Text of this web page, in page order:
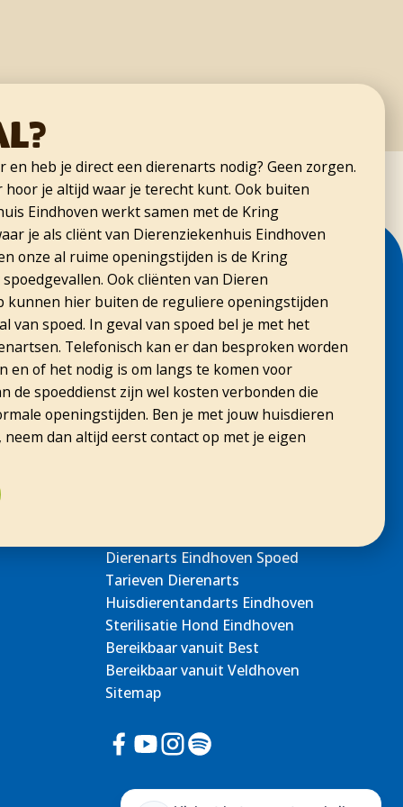
en heb je direct een dierenarts nodig? Geen zorgen.
je altijd waar je terecht kunt. Ook buiten
Eindhoven werkt samen met de Kring
je als cliënt van Dierenziekenhuis Eindhoven
onze al ruime openingstijden is de Kring
Ook cliënten van Dieren
kunnen hier buiten de reguliere openingstijden
van spoed. In geval van spoed bel je met het
Telefonisch kan er dan besproken worden
en of het nodig is om langs te komen voor
de spoeddienst zijn wel kosten verbonden die
openingstijden. Ben je met jouw huisdieren
dan altijd eerst contact op met je eigen
Dierenarts Eindhoven Spoed
Tarieven Dierenarts
Huisdierentandarts Eindhoven
Sterilisatie Hond Eindhoven
Bereikbaar vanuit Best
Bereikbaar vanuit Veldhoven
Sitemap